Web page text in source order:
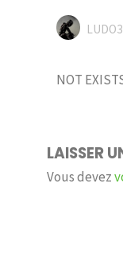
NOT
LAISSER
Vous devez